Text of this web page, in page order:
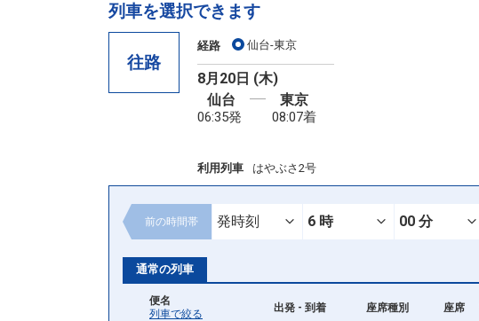
列車を選択できます
往路
経路 仙台-東京
8月20日 (木)
仙台
06:35発
東京
08:07着
利用列車 はやぶさ2号
前の時間帯
通常の列車
便名
列車で絞る
出発 - 到着 座席種別 座席